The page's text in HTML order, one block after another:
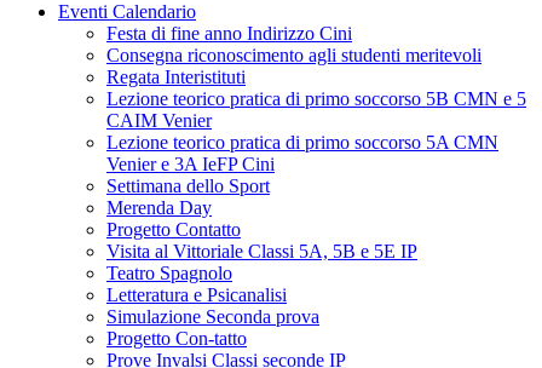
Eventi Calendario
Festa di fine anno Indirizzo Cini
Consegna riconoscimento agli studenti meritevoli
Regata Interistituti
Lezione teorico pratica di primo soccorso 5B CMN e 5
CAIM Venier
Lezione teorico pratica di primo soccorso 5A CMN
Venier e 3A IeFP Cini
Settimana dello Sport
Merenda Day
Progetto Contatto
Visita al Vittoriale Classi 5A, 5B e 5E IP
Teatro Spagnolo
Letteratura e Psicanalisi
Simulazione Seconda prova
Progetto Con-tatto
Prove Invalsi Classi seconde IP